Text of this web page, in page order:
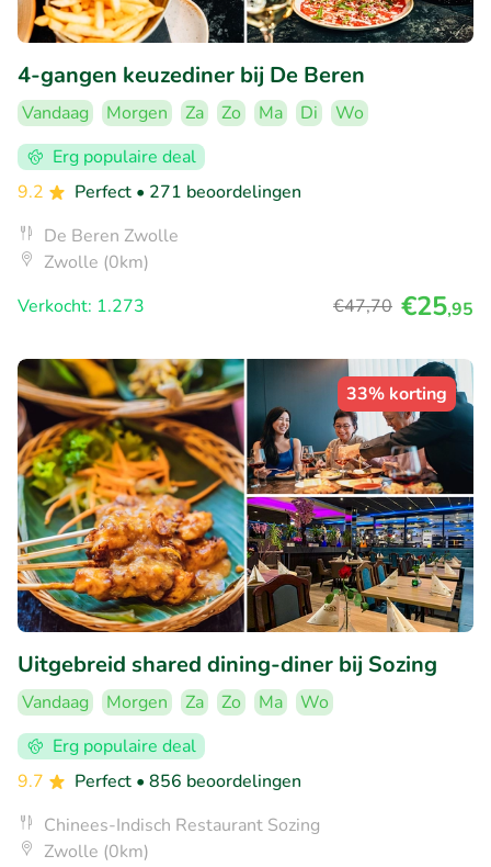
4-gangen keuzediner bij De Beren
Vandaag Morgen Za Zo Ma Di
Wo
Erg populaire deal
9.2
Perfect • 271 beoordelingen
De Beren Zwolle
Zwolle (0km)
Verkocht: 1.273
€47,70 €25,95
33% korting
Uitgebreid shared dining-diner bij Sozing
Vandaag Morgen Za Zo Ma
Wo
Erg populaire deal
9.7
Perfect • 856 beoordelingen
Chinees-Indisch Restaurant Sozing
Zwolle (0km)